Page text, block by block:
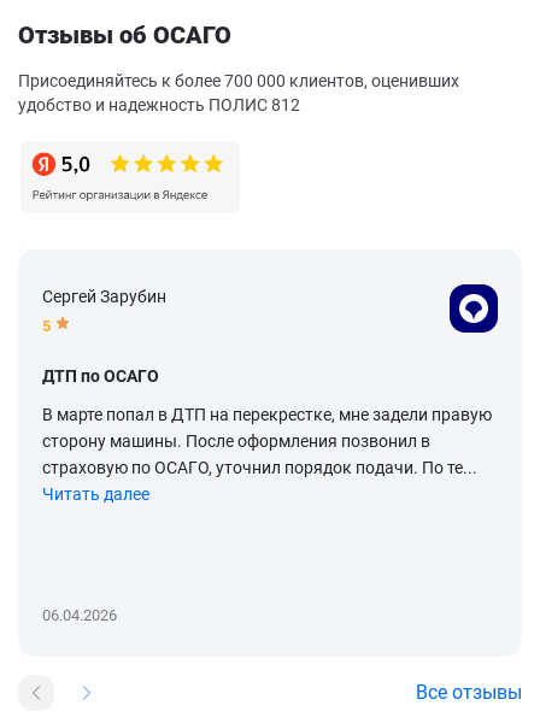
Отзывы об ОСАГО
Присоединяйтесь к более 700 000 клиентов, оценивших
удобство и надежность ПОЛИС 812
Сергей Зарубин
5
ДТП по ОСАГО
В марте попал в ДТП на перекрестке, мне задели правую
сторону машины. После оформления позвонил в
страховую по ОСАГО, уточнил порядок подачи. По те...
Читать далее
06.04.2026
Все отзывы